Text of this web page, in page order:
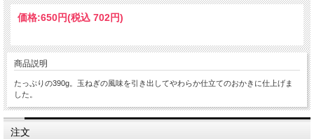
価格:650円(税込 702円)
商品説明
たっぷりの390g。玉ねぎの風味を引き出してやわらか仕立てのおかきに仕上げま
した。
注文